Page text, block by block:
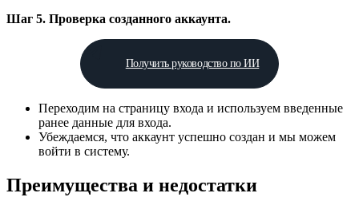
Шаг 5. Проверка созданного аккаунта.
Получить руководство по ИИ
Переходим на страницу входа и используем введенные
ранее данные для входа.
Убеждаемся, что аккаунт успешно создан и мы можем
войти в систему.
Преимущества и недостатки